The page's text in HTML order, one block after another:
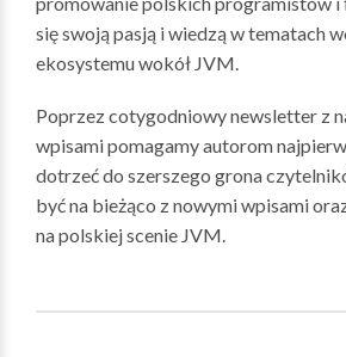
się swoją pasją i wiedzą w tematach
ekosystemu wokół JVM.
Poprzez cotygodniowy newsletter z
wpisami pomagamy autorom
dotrzeć do szerszego grona
być na bieżąco z nowymi wpisami
na polskiej scenie JVM.